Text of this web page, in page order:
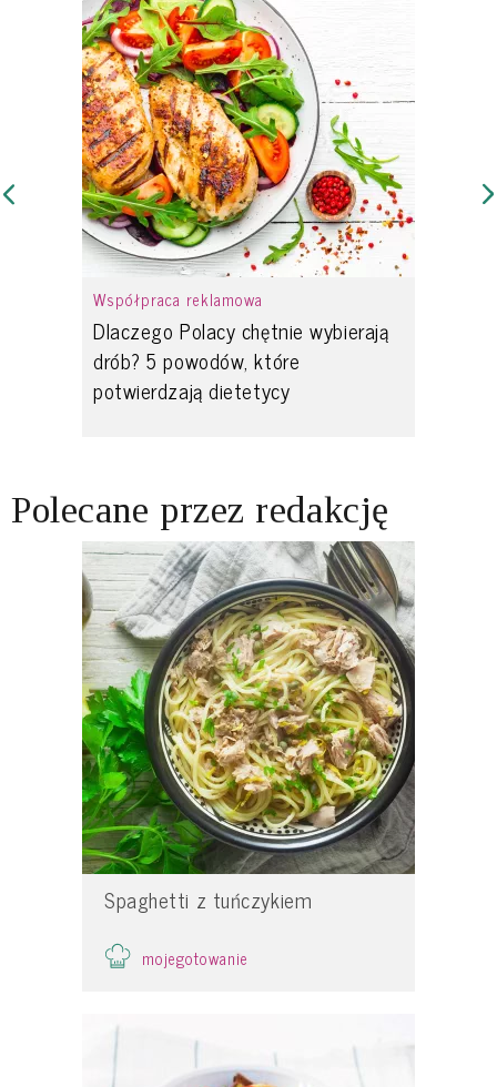
Współpraca reklamowa
Dlaczego Polacy chętnie wybierają
drób? 5 powodów, które
potwierdzają dietetycy
Polecane przez redakcję
Spaghetti z tuńczykiem
mojegotowanie